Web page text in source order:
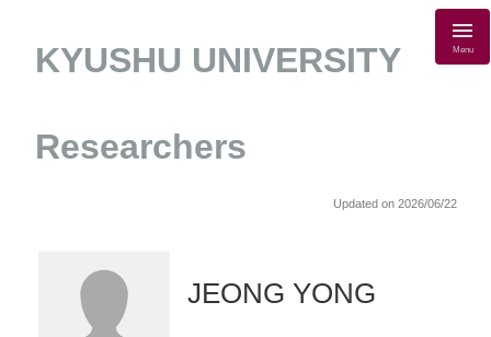
KYUSHU UNIVERSITY
Researchers
Menu
Updated on 2026/06/22
JEONG YONG